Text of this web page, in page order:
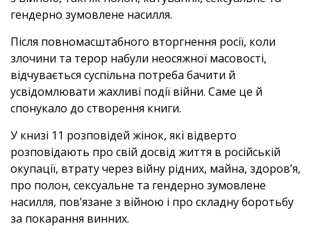
гендерно зумовлене насилля.
Після повномасштабного вторгнення росії, коли
злочини та терор набули неосяжної масовості,
відчувається суспільна потреба бачити й
усвідомлювати жахливі події війни. Саме це й
спонукало до створення книги.
У книзі 11 розповідей жінок, які відверто
розповідають про свій досвід життя в російській
окупації, втрату через війну рідних, майна, здоров’я,
про полон, сексуальне та гендерно зумовлене
насилля, пов’язане з війною і про складну боротьбу
за покарання винних.